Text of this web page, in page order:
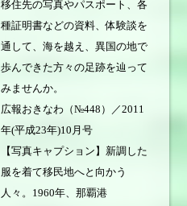
移住先の写真やパスポート、各
種証明書などの資料、体験談を
通して、海を越え、異国の地で
歩んできた方々の足跡を辿って
みませんか。
広報おきなわ（№448）／2011
年(平成23年)10月号
【写真キャプション】新調した
服を着て移民地へと向かう
人々。1960年、那覇港